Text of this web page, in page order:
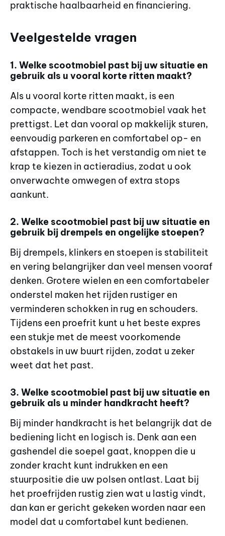
praktische haalbaarheid en financiering.
Veelgestelde vragen
1. Welke scootmobiel past bij uw situatie en
gebruik als u vooral korte ritten maakt?
Als u vooral korte ritten maakt, is een
compacte, wendbare scootmobiel vaak het
prettigst. Let dan vooral op makkelijk sturen,
eenvoudig parkeren en comfortabel op- en
afstappen. Toch is het verstandig om niet te
krap te kiezen in actieradius, zodat u ook
onverwachte omwegen of extra stops
aankunt.
2. Welke scootmobiel past bij uw situatie en
gebruik bij drempels en ongelijke stoepen?
Bij drempels, klinkers en stoepen is stabiliteit
en vering belangrijker dan veel mensen vooraf
denken. Grotere wielen en een comfortabeler
onderstel maken het rijden rustiger en
verminderen schokken in rug en schouders.
Tijdens een proefrit kunt u het beste expres
een stukje met de meest voorkomende
obstakels in uw buurt rijden, zodat u zeker
weet dat het past.
3. Welke scootmobiel past bij uw situatie en
gebruik als u minder handkracht heeft?
Bij minder handkracht is het belangrijk dat de
bediening licht en logisch is. Denk aan een
gashendel die soepel gaat, knoppen die u
zonder kracht kunt indrukken en een
stuurpositie die uw polsen ontlast. Laat bij
het proefrijden rustig zien wat u lastig vindt,
dan kan er gericht gekeken worden naar een
model dat u comfortabel kunt bedienen.